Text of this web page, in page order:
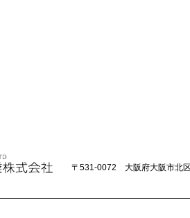
〒531-0072 大阪府大阪市北